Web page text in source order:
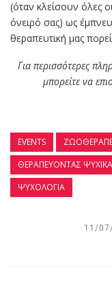
(όταν κλείσουν όλες
όνειρό σας) ως
θεραπευτική μας
Για περισσότερες
μπορείτε να
EVENTS
ΘΕΡΑΠΕΎΟΝΤΑΣ
ΨΥΧΟΛΟΓΊΑ
11/